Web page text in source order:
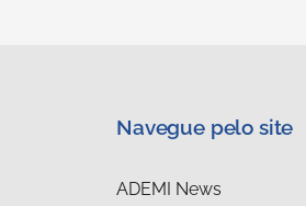
Navegue pelo site
ADEMI News